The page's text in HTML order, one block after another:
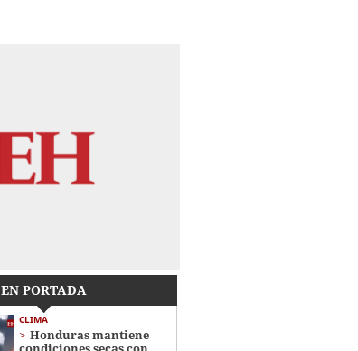
EN PORTADA
CLIMA
Honduras mantiene